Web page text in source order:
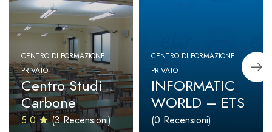
CENTRO DI FORMAZIONE
PRIVATO
Centro Studi
Carbone
5.0 (3 Recensioni)
CENTRO DI FORMAZIONE
PRIVATO
INFORMATIC
WORLD – ETS
(0 Recensioni)